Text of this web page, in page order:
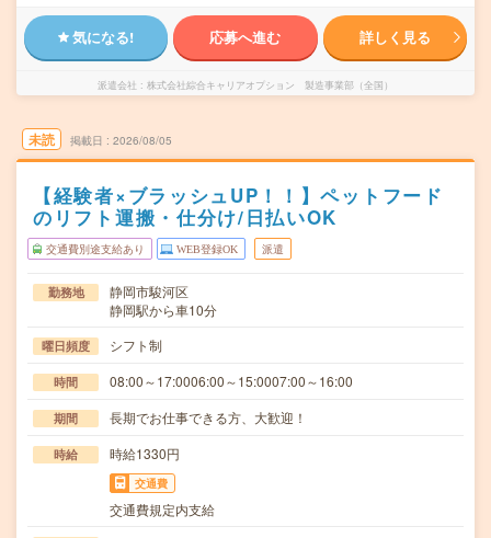
気になる! 応募へ進む 詳しく見る
派遣会社 株式会社綜合キャリアオプション 製造事業部（全国）
未読 掲載日 2026/08/05
【経験者×ブラッシュUP！！】ペットフード
のリフト運搬・仕分け/日払いOK
交通費別途支給あり WEB登録OK 派遣
勤務地
静岡市駿河区
静岡駅から車10分
曜日頻度 シフト制
時間 08:00～17:0006:00～15:0007:00～16:00
期間 長期でお仕事できる方、大歓迎！
時給 時給1330円
交通費
交通費規定内支給